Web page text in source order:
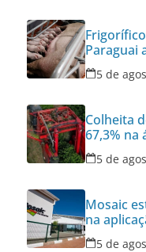
Paraguai
vivos do
5 de
Colheita
67,3% na
5 de
Mosaic
na
Brasil
5 de